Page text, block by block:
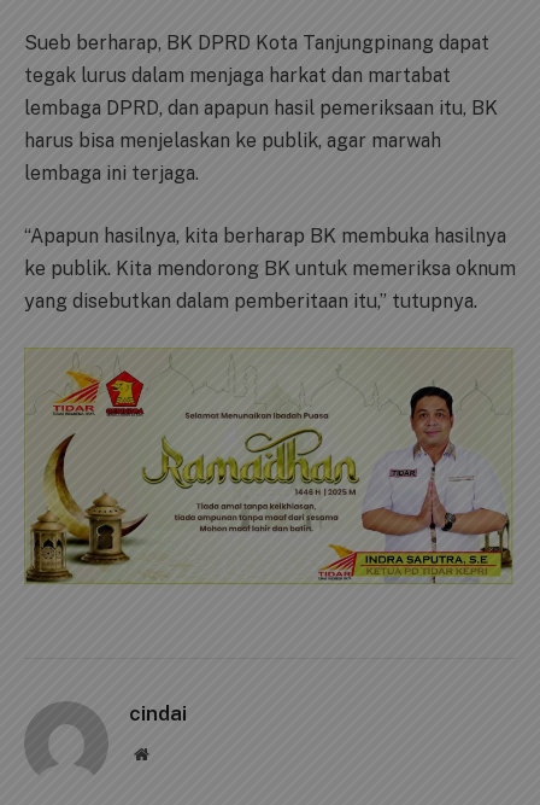
Sueb berharap, BK DPRD Kota Tanjungpinang dapat
tegak lurus dalam menjaga harkat dan martabat
lembaga DPRD, dan apapun hasil pemeriksaan itu, BK
harus bisa menjelaskan ke publik, agar marwah
lembaga ini terjaga.
“Apapun hasilnya, kita berharap BK membuka hasilnya
ke publik. Kita mendorong BK untuk memeriksa oknum
yang disebutkan dalam pemberitaan itu,” tutupnya.
cindai
Website